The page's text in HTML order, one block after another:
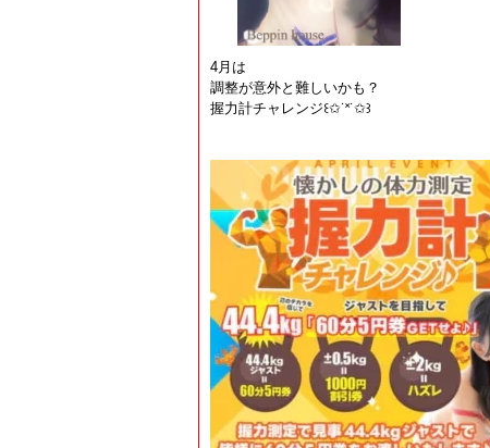
4月は
調整が意外と難しいかも？
握力計チャレンジ꒰✩︎˙˟˙✩︎꒱